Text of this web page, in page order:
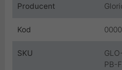
Producent
Kod
SKU
PB-